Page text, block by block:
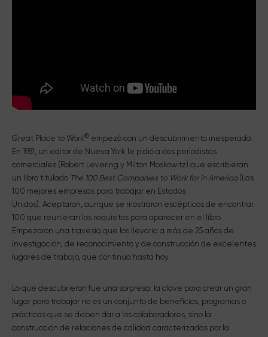
Great Place to Work® empezó con un descubrimiento inesperado.
En 1981, un editor de Nueva York le pidió a dos periodistas
comerciales (Robert Levering y Milton Moskowitz) que escribieran
un libro titulado The 100 Best Companies to Work for in America(Las
100 mejores empresas para trabajar en Estados
Unidos). Aceptaron, aunque se mostraron escépticos de encontrar
100 que reunieran los requisitos para aparecer en el libro.
Empezaron una travesía que los llevaría a más de 25 años de
investigación, de reconocimiento y de construcción de excelentes
lugares de trabajo, que continua hasta hoy.
Lo que descubrieron fue una sorpresa: la clave para crear un gran
lugar para trabajar no es un conjunto de beneficios, programas o
prácticas que se deben dar a los colaboradores, sino la
construcción de relaciones de calidad caracterizadas por la